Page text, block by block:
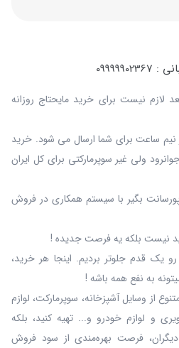
لازم نیست برای خرید مایحتاج روزانه
نیم ساعت برای شما ارسال می شود. خرید
ولی غیر سوپرمارکتی برای کل ایران
بگیر با سیستم همکاری در فروش
نیست بلکه یه فرصت جدیده !
رو یک قدم جلوتر بردیم. اینجا هر خرید،
به نفع همه باشه !
از وسایل آشپزخانه، سوپرمارکت، لوازم
و لوازم خودرو و... تهیه کنید، بلکه
دیگران، فرصت بهره‌مندی از سود فروش